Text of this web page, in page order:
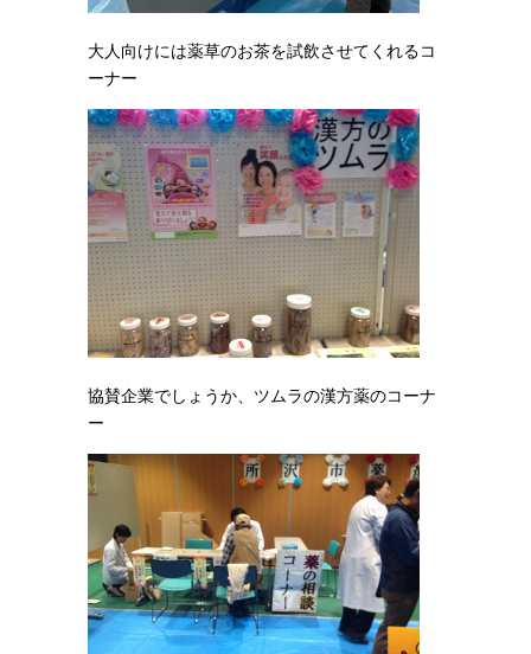
大人向けには薬草のお茶を試飲させてくれるコ
ーナー
協賛企業でしょうか、ツムラの漢方薬のコーナ
ー